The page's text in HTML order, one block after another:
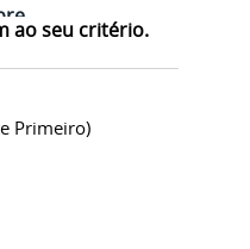
ao seu critério.
Primeiro)
em